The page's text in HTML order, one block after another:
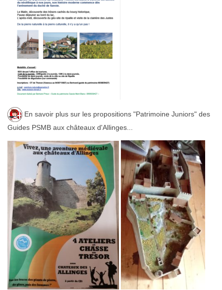
En savoir plus sur les propositions "Patrimoine Juniors" des
Guides PSMB aux châteaux d'Allinges...